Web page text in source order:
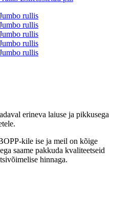
erineva laiuse ja pikkusega
kile ise ja meil on kõige
saame pakkuda kvaliteetseid
hinnaga.